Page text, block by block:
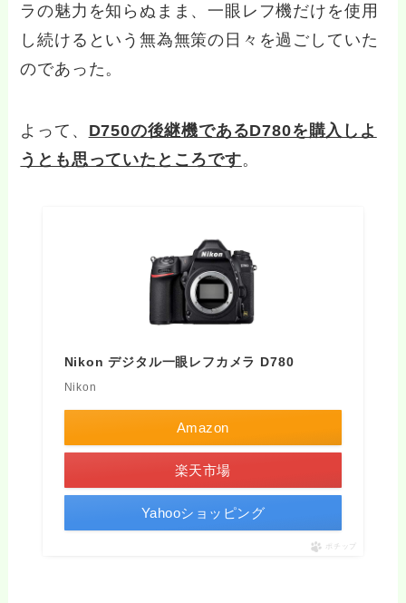
ラの魅力を知らぬまま、一眼レフ機だけを使用
し続けるという無為無策の日々を過ごしていた
のであった。
よって、 D750の後継機であるD780を購入しよ
うとも思っていたところです。
Nikon デジタル一眼レフカメラ D780
Nikon
Amazon
楽天市場
Yahooショッピング
ポチップ